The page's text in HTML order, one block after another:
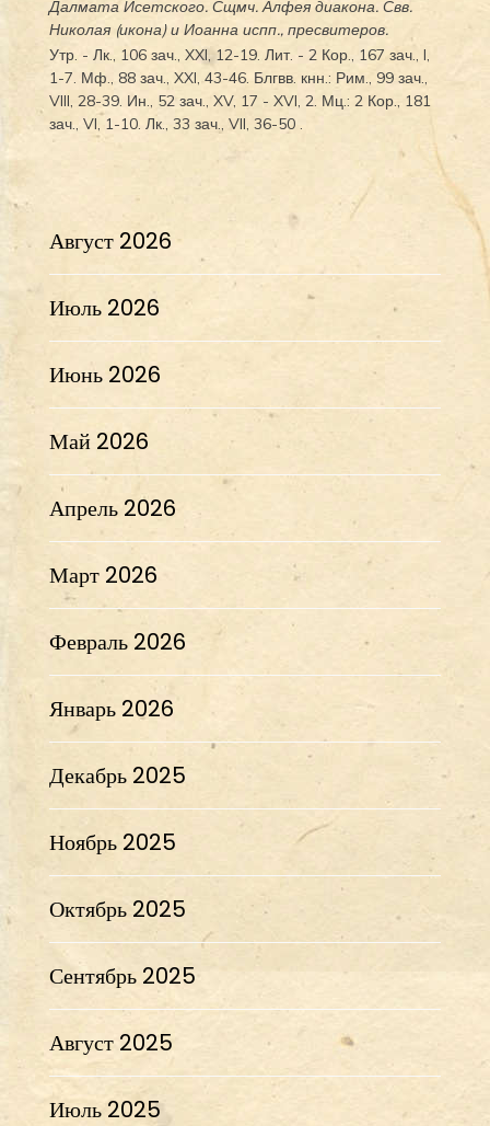
ДалматаИсетского. Сщмч.Алфеядиакона. Свв.
Николая(икона) и Иоаннаиспп., пресвитеров.
Утр. - Лк., 106 зач., XXI, 12-19. Лит. - 2 Кор., 167 зач., I,
1-7. Мф., 88 зач., XXI, 43-46. Блгвв. кнн.: Рим., 99 зач.,
VIII, 28-39. Ин., 52 зач., XV, 17 - XVI, 2. Мц.: 2 Кор., 181
зач., VI, 1-10. Лк., 33 зач., VII, 36-50 .
Август 2026
Июль 2026
Июнь 2026
Май 2026
Апрель 2026
Март 2026
Февраль 2026
Январь 2026
Декабрь 2025
Ноябрь 2025
Октябрь 2025
Сентябрь 2025
Август 2025
Июль 2025